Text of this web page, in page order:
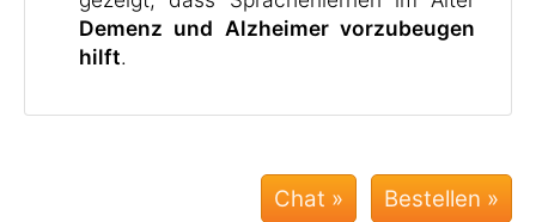
Demenz und Alzheimer vorzubeugen
hilft.
Chat »